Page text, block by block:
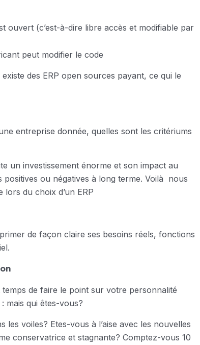
ouvert (c’est-à-dire libre accès et modifiable par
peut modifier le code
des ERP open sources payant, ce qui le
entreprise donnée, quelles sont les critériums
un investissement énorme et son impact au
ou négatives à long terme. Voilà nous
du choix d’un ERP
de façon claire ses besoins réels, fonctions
de faire le point sur votre personnalité
mais qui êtes-vous?
les voiles? Etes-vous à l’aise avec les nouvelles
conservatrice et stagnante? Comptez-vous 10